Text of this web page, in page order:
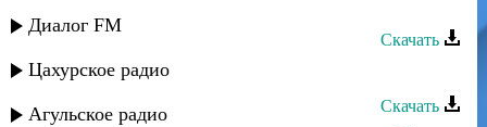
Диалог FM
Цахурское радио
Агульское радио
Скачать
Зарема Гаджиева - Красивая
Скачать